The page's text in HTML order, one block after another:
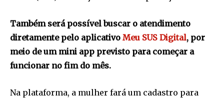
Também será possível buscar o atendimento
diretamente pelo aplicativo Meu SUS Digital, por
meio de um mini app previsto para começar a
funcionar no fim do mês.
Na plataforma, a mulher fará um cadastro para